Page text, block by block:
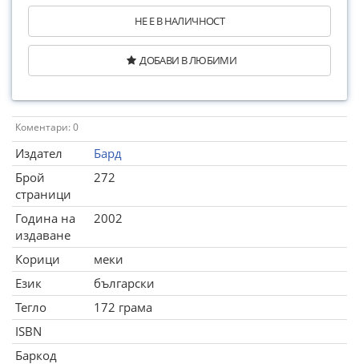
НЕ Е В НАЛИЧНОСТ
ДОБАВИ В ЛЮБИМИ
Коментари: 0
Издател
Бард
Брой
страници
272
Година на
издаване
2002
Корици
меки
Език
български
Тегло
172 грама
ISBN
Баркод